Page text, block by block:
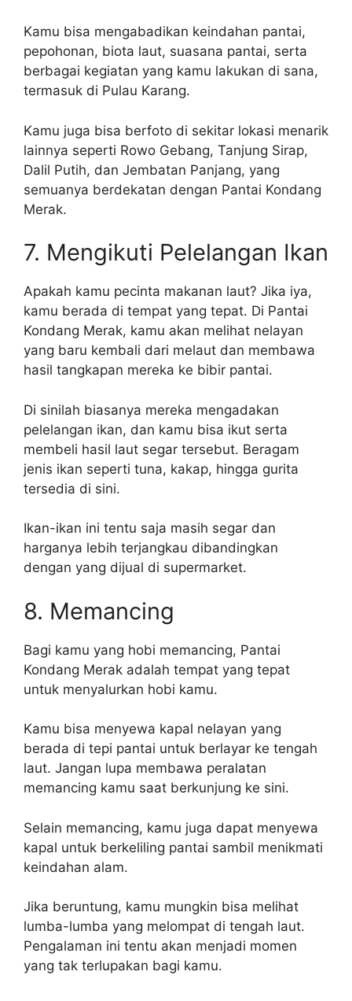
Kamu bisa mengabadikan keindahan pantai,
pepohonan, biota laut, suasana pantai, serta
berbagai kegiatan yang kamu lakukan di sana,
termasuk di Pulau Karang.
Kamu juga bisa berfoto di sekitar lokasi menarik
lainnya seperti Rowo Gebang, Tanjung Sirap,
Dalil Putih, dan Jembatan Panjang, yang
semuanya berdekatan dengan Pantai Kondang
Merak.
7. Mengikuti Pelelangan Ikan
Apakah kamu pecinta makanan laut? Jika iya,
kamu berada di tempat yang tepat. Di Pantai
Kondang Merak, kamu akan melihat nelayan
yang baru kembali dari melaut dan membawa
hasil tangkapan mereka ke bibir pantai.
Di sinilah biasanya mereka mengadakan
pelelangan ikan, dan kamu bisa ikut serta
membeli hasil laut segar tersebut. Beragam
jenis ikan seperti tuna, kakap, hingga gurita
tersedia di sini.
Ikan-ikan ini tentu saja masih segar dan
harganya lebih terjangkau dibandingkan
dengan yang dijual di supermarket.
8. Memancing
Bagi kamu yang hobi memancing, Pantai
Kondang Merak adalah tempat yang tepat
untuk menyalurkan hobi kamu.
Kamu bisa menyewa kapal nelayan yang
berada di tepi pantai untuk berlayar ke tengah
laut. Jangan lupa membawa peralatan
memancing kamu saat berkunjung ke sini.
Selain memancing, kamu juga dapat menyewa
kapal untuk berkeliling pantai sambil menikmati
keindahan alam.
Jika beruntung, kamu mungkin bisa melihat
lumba-lumba yang melompat di tengah laut.
Pengalaman ini tentu akan menjadi momen
yang tak terlupakan bagi kamu.